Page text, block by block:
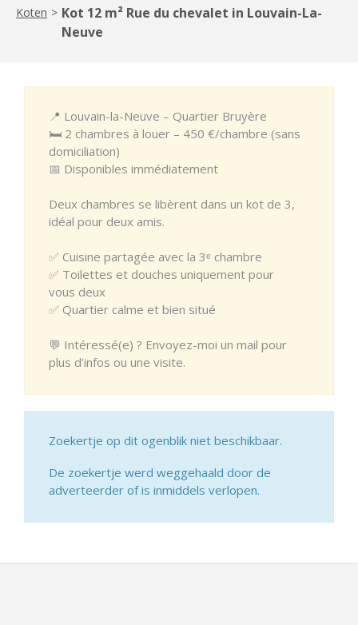
Koten > Kot 12 m² Rue du chevalet in Louvain-La-
Neuve
📍 Louvain-la-Neuve – Quartier Bruyère
🛏️ 2 chambres à louer – 450 €/chambre (sans
domiciliation)
📅 Disponibles immédiatement
Deux chambres se libèrent dans un kot de 3,
idéal pour deux amis.
✅ Cuisine partagée avec la 3ᵉ chambre
✅ Toilettes et douches uniquement pour
vous deux
✅ Quartier calme et bien situé
💬 Intéressé(e) ? Envoyez-moi un mail pour
plus d’infos ou une visite.
Zoekertje op dit ogenblik niet beschikbaar.
De zoekertje werd weggehaald door de
adverteerder of is inmiddels verlopen.